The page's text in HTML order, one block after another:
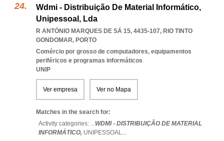
Wdmi - Distribuição De Material Informático,
Unipessoal, Lda
R ANTÓNIO MARQUES DE SÁ 15, 4435-107, RIO TINTO
GONDOMAR, PORTO
Comércio por grosso de computadores, equipamentos
periféricos e programas informáticos
UNIP
Ver empresa Ver no Mapa
Matches in the search for:
Activity categories: ...WDMI - DISTRIBUIÇÃO DE MATERIAL
INFORMÁTICO, UNIPESSOAL...